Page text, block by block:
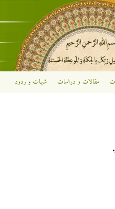
المحتوى الرئيسي
مقالات و دراسات شبهات و ردود